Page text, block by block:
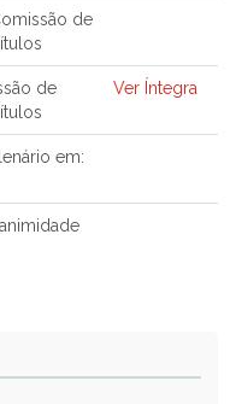
de
de
Ver Íntegra
em: